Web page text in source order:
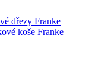
dřezy Franke
koše Franke